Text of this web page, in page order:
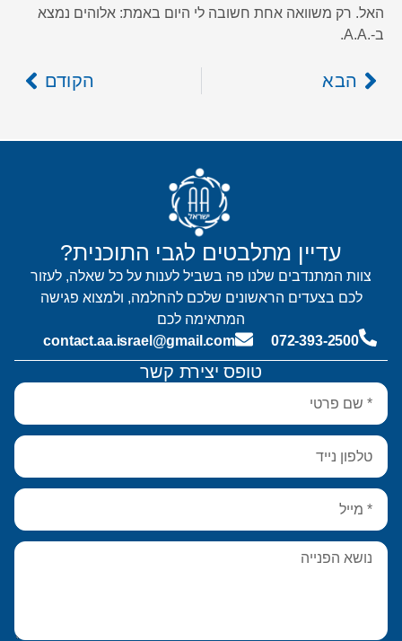
האל. רק משוואה אחת חשובה לי היום באמת: אלוהים נמצא
ב-.A.A.
הבא הקודם
טופס יצירת קשר
עדיין מתלבטים לגבי התוכנית?
צוות המתנדבים שלנו פה בשביל לענות על כל שאלה, לעזור
לכם בצעדים הראשונים שלכם להחלמה, ולמצוא פגישה
המתאימה לכם
072-393-2500
contact.aa.israel@gmail.com